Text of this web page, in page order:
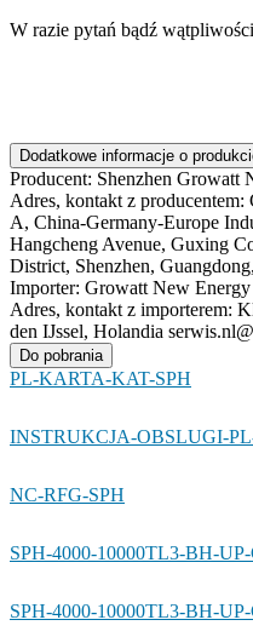
W razie pytań bądź
Dodatkowe informacje o
Producent: Shenzhen Growatt
Adres, kontakt z producentem:
A, China-Germany-Europe
Hangcheng Avenue, Guxing
District, Shenzhen,
Importer: Growatt New
Adres, kontakt z importerem:
den IJssel, Holandia
Do pobrania
PL-KARTA-KAT-SPH
INSTRUKCJA-OBSLUGI-
NC-RFG-SPH
SPH-4000-10000TL3-BH-
SPH-4000-10000TL3-BH-